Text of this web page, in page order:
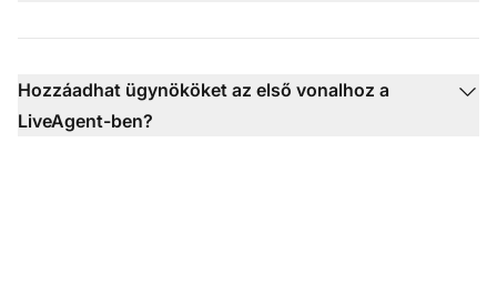
Hozzáadhat ügynököket az első vonalhoz a
LiveAgent-ben?